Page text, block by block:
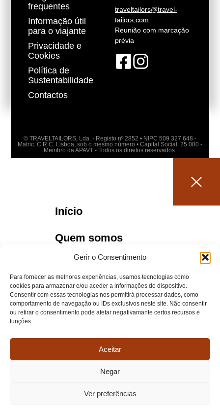
Gerir o Consentimento
Para fornecer as melhores experiências, usamos tecnologias como
cookies para armazenar e/ou aceder a informações do dispositivo.
Consentir com essas tecnologias nos permitirá processar dados, como
comportamento de navegação ou IDs exclusivos neste site. Não consentir
ou retirar o consentimento pode afetar negativamante certos recursos e
funções.
Aceitar
Negar
Ver preferências
frequentes
Informação útil
para o viajante
Privacidade e
Cookies
Política de
Sustentabilidade
Contactos
traveltailors@travel-
tailors.com
Reunião com marcação
prévia
© TRAVELTAILORS, Lda. - Registo nº 2852 • NIPC 509 327 648 -
Matric. C.R.C. Lisboa, sob o mesmo número • Capital Social: 25.000 -
Membro da APAVT - Todos os direitos reservados.
Início
Quem somos
Portugal
Testemunhos
Portal do Cliente
NEWSLETTERS
Pedido de viagem